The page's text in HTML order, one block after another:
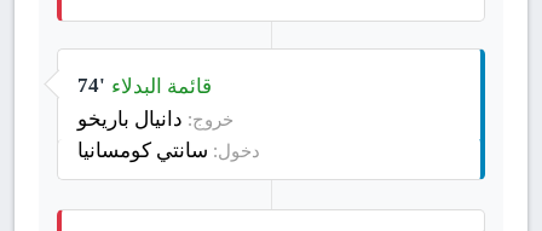
74' قائمة البدلاء
خروج: دانيال باريخو
دخول: سانتي كومسانيا